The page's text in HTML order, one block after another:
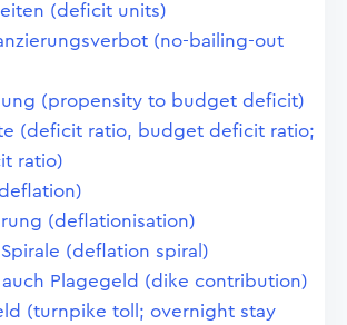
(deficit units)
(no-bailing-out
(propensity to budget deficit)
(deficit ratio, budget deficit ratio;
ratio)
(deflationisation)
(deflation spiral)
Plagegeld (dike contribution)
(turnpike toll; overnight stay